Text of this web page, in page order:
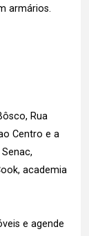
armários.
Rua
Centro e a
academia
e agende